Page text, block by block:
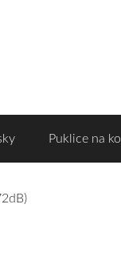
Puklice na